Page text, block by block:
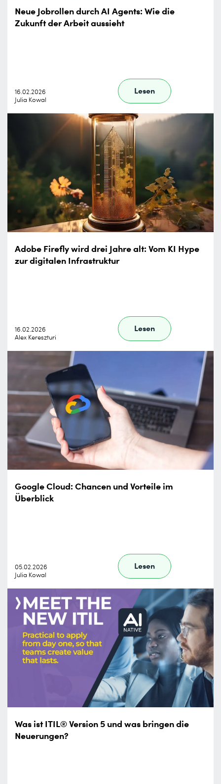
Neue Jobrollen durch AI Agents: Wie die
Zukunft der Arbeit aussieht
16.02.2026
Julia Kowal
Lesen
Adobe Firefly wird drei Jahre alt: Vom KI Hype
zur digitalen Infrastruktur
16.02.2026
Alex Kereszturi
Lesen
Google Cloud: Chancen und Vorteile im
Überblick
05.02.2026
Julia Kowal
Lesen
Was ist ITIL® Version 5 und was bringen die
Neuerungen?